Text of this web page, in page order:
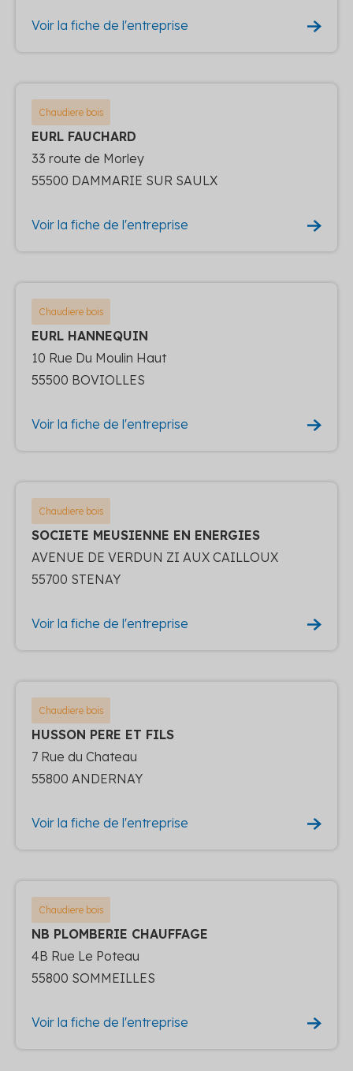
Voir la fiche de l'entreprise
Chaudiere bois
EURL FAUCHARD
33 route de Morley
55500 DAMMARIE SUR SAULX
Voir la fiche de l'entreprise
Chaudiere bois
EURL HANNEQUIN
10 Rue Du Moulin Haut
55500 BOVIOLLES
Voir la fiche de l'entreprise
Chaudiere bois
SOCIETE MEUSIENNE EN ENERGIES
AVENUE DE VERDUN ZI AUX CAILLOUX
55700 STENAY
Voir la fiche de l'entreprise
Chaudiere bois
HUSSON PERE ET FILS
7 Rue du Chateau
55800 ANDERNAY
Voir la fiche de l'entreprise
Chaudiere bois
NB PLOMBERIE CHAUFFAGE
4B Rue Le Poteau
55800 SOMMEILLES
Voir la fiche de l'entreprise